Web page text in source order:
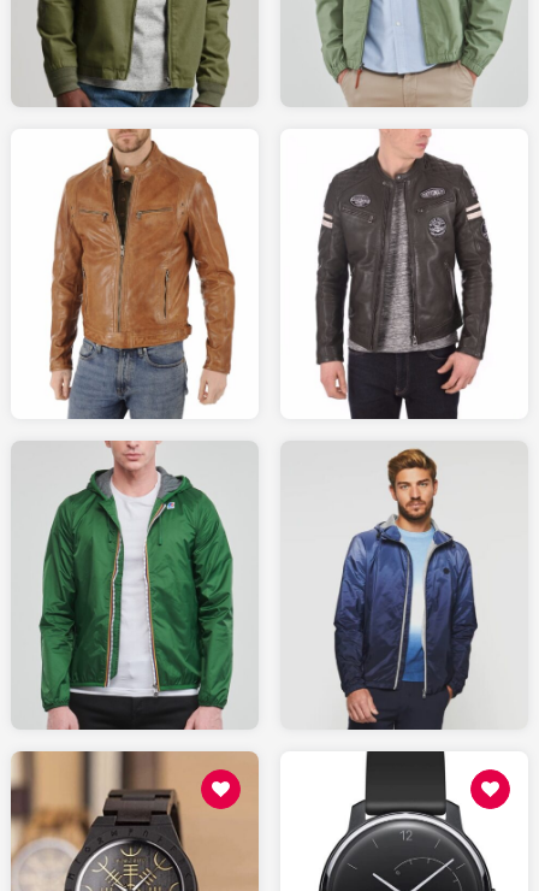
SUPERDRY.fr SPARTOO.fr
339
LA-CANADIENNE.com
319
LA-CANADIENNE.com
159
SPARTOO.fr
169.99
IZAC.fr